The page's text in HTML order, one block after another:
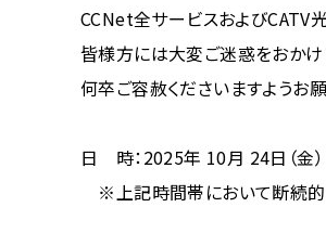
CCNet全サービスおよびCATV
皆様方には大変ご迷惑をおかけ
何卒ご容赦くださいますようお
日 時：2025年 10月 24日（
※上記時間帯において断続的